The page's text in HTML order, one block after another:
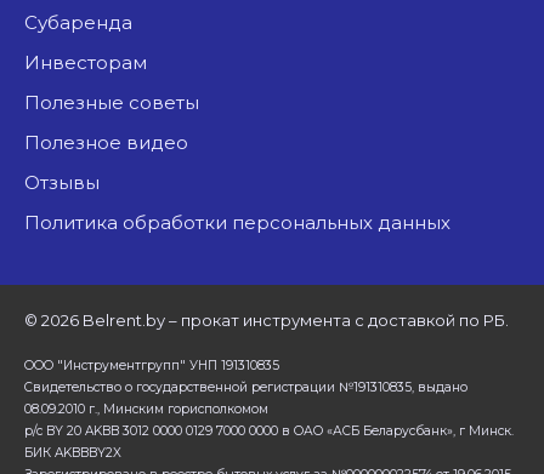
Субаренда
Инвесторам
Полезные советы
Полезное видео
Отзывы
Политика обработки персональных данных
© 2026 Belrent.by – прокат инструмента с доставкой по РБ.
ООО "Инструментгрупп" УНП 191310835
Свидетельство о государственной регистрации №191310835, выдано
08.09.2010 г., Минским горисполкомом
р/с BY 20 AKBB 3012 0000 0129 7000 0000 в ОАО «АСБ Беларусбанк», г Минск.
БИК AKBBBY2X